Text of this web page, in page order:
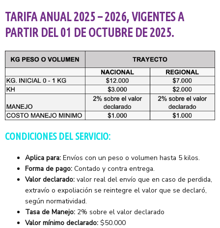
TARIFA ANUAL 2025 – 2026, VIGENTES A
PARTIR DEL 01 DE OCTUBRE DE 2025.
CONDICIONES DEL SERVICIO:
Aplica para: Envíos con un peso o volumen hasta 5 kilos.
Forma de pago: Contado y contra entrega.
Valor declarado: valor real del envío que en caso de perdida,
extravío o expoliación se reintegre el valor que se declaró,
según normatividad.
Tasa de Manejo: 2% sobre el valor declarado
Valor mínimo declarado: $50.000